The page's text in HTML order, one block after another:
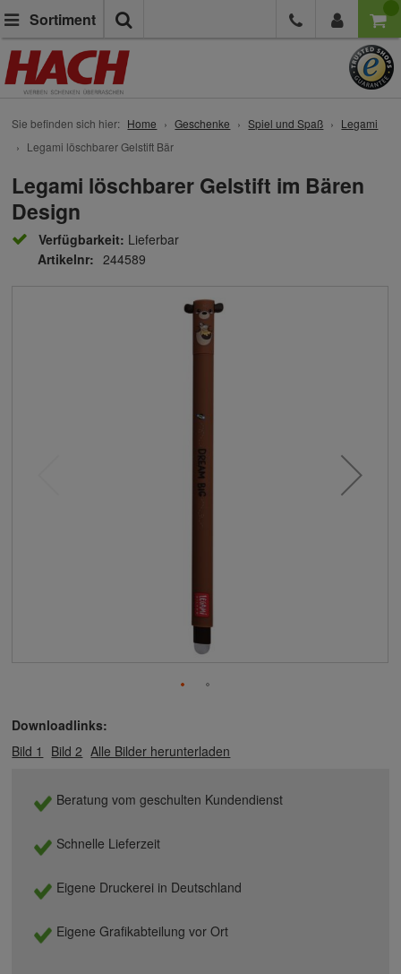
Sortiment
Sie befinden sich hier: Home Geschenke Spiel und Spaß
Legami
Legami löschbarer Gelstift Bär
Legami löschbarer Gelstift im Bären
Design
Verfügbarkeit: Lieferbar
Artikelnr: 244589
Downloadlinks:
Bild 1
Bild 2 Alle Bilder herunterladen
Beratung vom geschulten Kundendienst
Schnelle Lieferzeit
Eigene Druckerei in Deutschland
Eigene Grafikabteilung vor Ort